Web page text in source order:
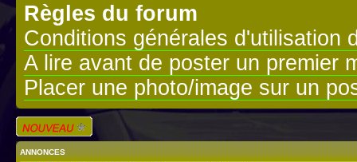
Règles du forum
Conditions générales d'utilisation
A lire avant de poster un premier
Placer une photo/image sur un
Écrire un nouveau
sujet
ANNONCES